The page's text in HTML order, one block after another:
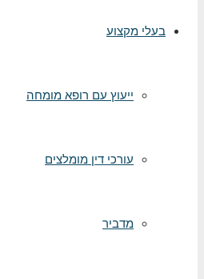
בעלי מקצוע
ייעוץ עם רופא מומחה
עורכי דין מומלצים
מדביר